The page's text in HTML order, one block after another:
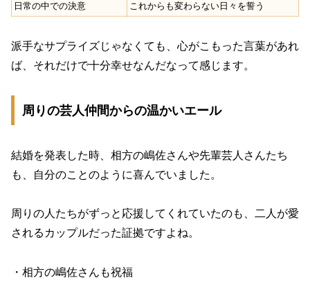
日常の中での決意
これからも変わらない日々を誓う
派手なサプライズじゃなくても、心がこもった言葉があれ
ば、それだけで十分幸せなんだなって感じます。
周りの芸人仲間からの温かいエール
結婚を発表した時、相方の嶋佐さんや先輩芸人さんたち
も、自分のことのように喜んでいました。
周りの人たちがずっと応援してくれていたのも、二人が愛
されるカップルだった証拠ですよね。
・相方の嶋佐さんも祝福